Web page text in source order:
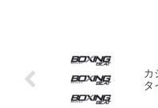
カ
タ